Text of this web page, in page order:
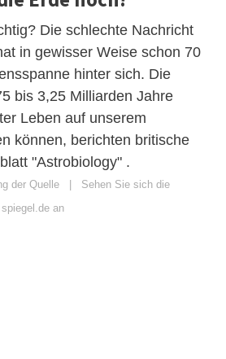
Die schlechte Nachricht
in gewisser Weise schon 70
hinter sich. Die
bis 3,25 Milliarden Jahre
Leben auf unserem
können, berichten britische
"Astrobiology" .
der Quelle | Sehen Sie sich die
an